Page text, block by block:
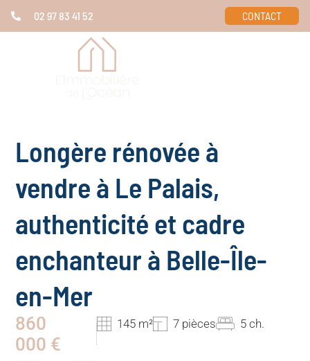
02 97 83 41 52 CONTACT
Longère rénovée à
vendre à Le Palais,
authenticité et cadre
enchanteur à Belle-Île-
en-Mer
860
000 €
145 m² 7 pièces 5 ch.